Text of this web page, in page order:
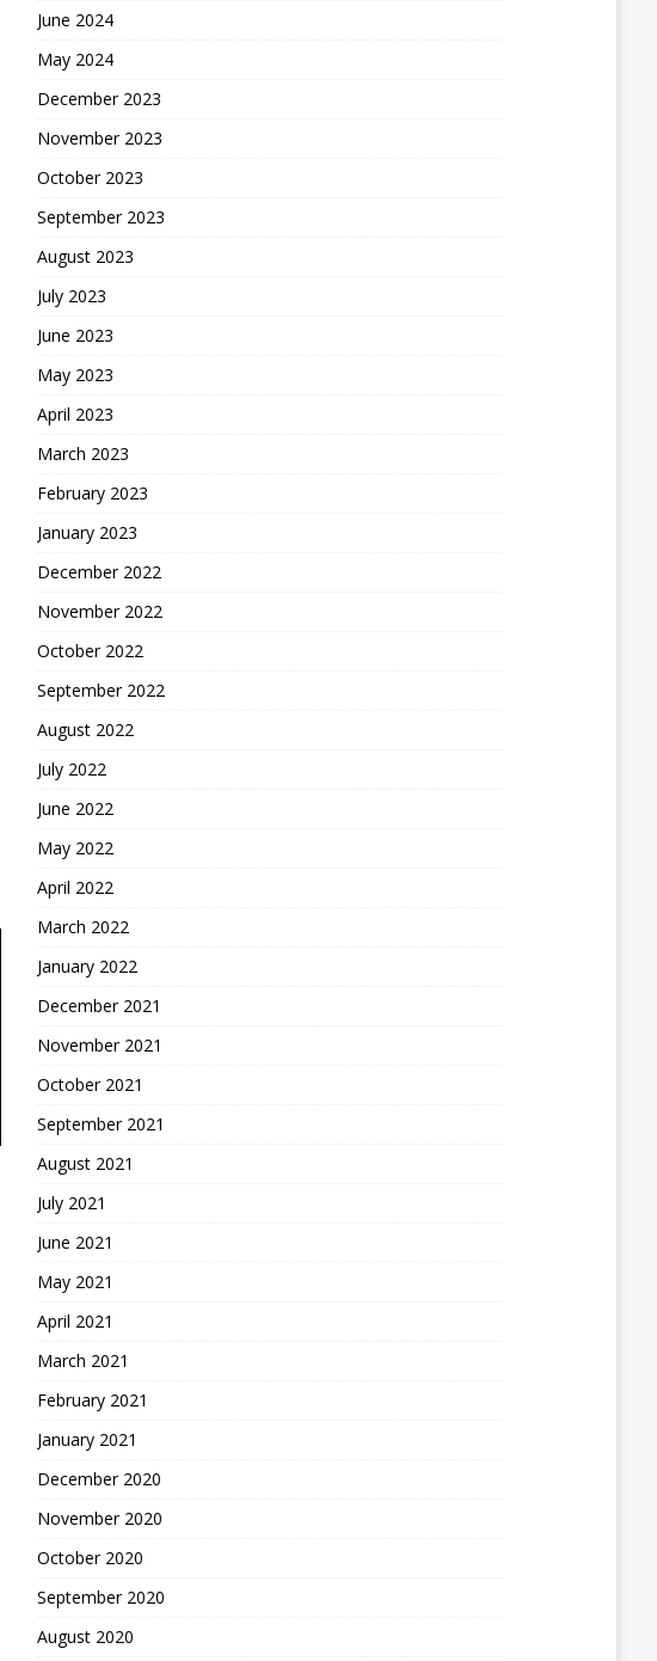
June 2024
May 2024
December 2023
November 2023
October 2023
September 2023
August 2023
July 2023
June 2023
May 2023
April 2023
March 2023
February 2023
January 2023
December 2022
November 2022
October 2022
September 2022
August 2022
July 2022
June 2022
May 2022
April 2022
March 2022
January 2022
December 2021
November 2021
October 2021
September 2021
August 2021
July 2021
June 2021
May 2021
April 2021
March 2021
February 2021
January 2021
December 2020
November 2020
October 2020
September 2020
August 2020